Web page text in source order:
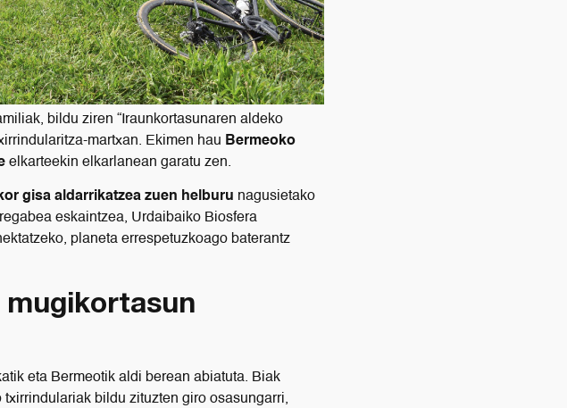
bildu ziren “Iraunkortasunaren aldeko
martxan. Ekimen hau Bermeoko
elkarteekin elkarlanean garatu zen.
gisa aldarrikatzea zuen helburu nagusietako
eskaintzea, Urdaibaiko Biosfera
planeta errespetuzkoago baterantz
mugikortasun
eta Bermeotik aldi berean abiatuta. Biak
bildu zituzten giro osasungarri,